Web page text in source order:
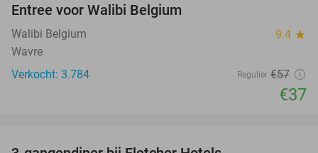
Entree voor Walibi Belgium
Walibi Belgium 9.4 star
Wavre
Verkocht: 3.784
Regulier €57
€37